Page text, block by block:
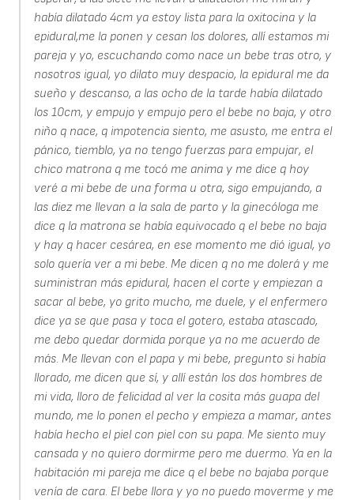
había dilatado 4cm ya estoy lista para la oxitocina y la
epidural,me la ponen y cesan los dolores, allí estamos mi
pareja y yo, escuchando como nace un bebe tras otro, y
nosotros igual, yo dilato muy despacio, la epidural me da
sueño y descanso, a las ocho de la tarde había dilatado
los 10cm, y empujo y empujo pero el bebe no baja, y otro
niño q nace, q impotencia siento, me asusto, me entra el
pánico, tiemblo, ya no tengo fuerzas para empujar, el
chico matrona q me tocó me anima y me dice q hoy
veré a mi bebe de una forma u otra, sigo empujando, a
las diez me llevan a la sala de parto y la ginecóloga me
dice q la matrona se había equivocado q el bebe no baja
y hay q hacer cesárea, en ese momento me dió igual, yo
solo quería ver a mi bebe. Me dicen q no me dolerá y me
suministran más epidural, hacen el corte y empiezan a
sacar al bebe, yo grito mucho, me duele, y el enfermero
dice ya se que pasa y toca el gotero, estaba atascado,
me debo quedar dormida porque ya no me acuerdo de
más. Me llevan con el papa y mi bebe, pregunto si había
llorado, me dicen que sí, y allí están los dos hombres de
mi vida, lloro de felicidad al ver la cosita más guapa del
mundo, me lo ponen el pecho y empieza a mamar, antes
había hecho el piel con piel con su papa. Me siento muy
cansada y no quiero dormirme pero me duermo. Ya en la
habitación mi pareja me dice q el bebe no bajaba porque
venía de cara. El bebe llora y yo no puedo moverme y me